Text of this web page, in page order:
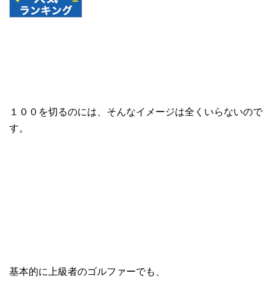
１００を切るのには、そんなイメージは全くいらないので
す。
基本的に上級者のゴルファーでも、